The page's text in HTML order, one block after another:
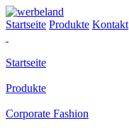
Startseite Produkte Kontakt
Startseite
Produkte
Corporate Fashion